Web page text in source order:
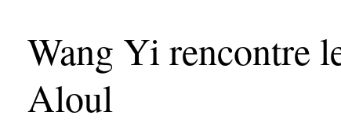
Wang Yi rencontre
Aloul